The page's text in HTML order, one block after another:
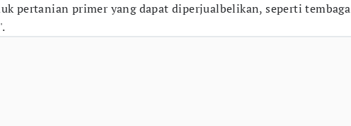
pertanian primer yang dapat diperjualbelikan, seperti tembaga